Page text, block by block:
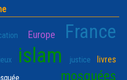
Europe France
islam justice livres
mosquées